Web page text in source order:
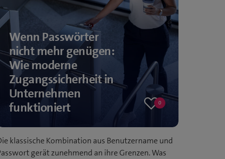
0
0
Wenn Passwörter
nicht mehr genügen:
Wie moderne
Zugangssicherheit in
Unternehmen
funktioniert
klassische Kombination aus Benutzername und
gerät zunehmend an ihre Grenzen. Was